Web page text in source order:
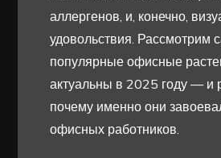
аллергенов, и, конечно,
удовольствия. Рассмотрим
популярные офисные
актуальны в 2025 году — и
почему именно они
офисных работников.